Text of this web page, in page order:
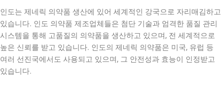
인도는 제네릭 의약품 생산에 있어 세계적인 강국으로 자리매김하고
있습니다. 인도 의약품 제조업체들은 첨단 기술과 엄격한 품질 관리
시스템을 통해 고품질의 의약품을 생산하고 있으며, 전 세계적으로
높은 신뢰를 받고 있습니다. 인도의 제네릭 의약품은 미국, 유럽 등
여러 선진국에서도 사용되고 있으며, 그 안전성과 효능이 인정받고
있습니다.